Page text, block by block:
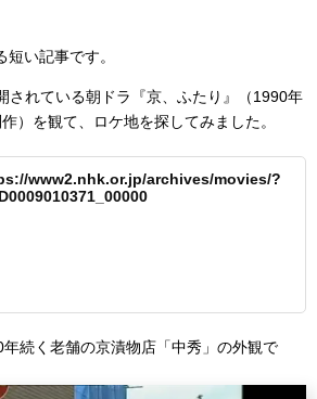
短い記事です。
されている朝ドラ『京、ふたり』（1990年
）を観て、ロケ地を探してみました。
www2.nhk.or.jp/archives/movies/?
年続く老舗の京漬物店「中秀」の外観で